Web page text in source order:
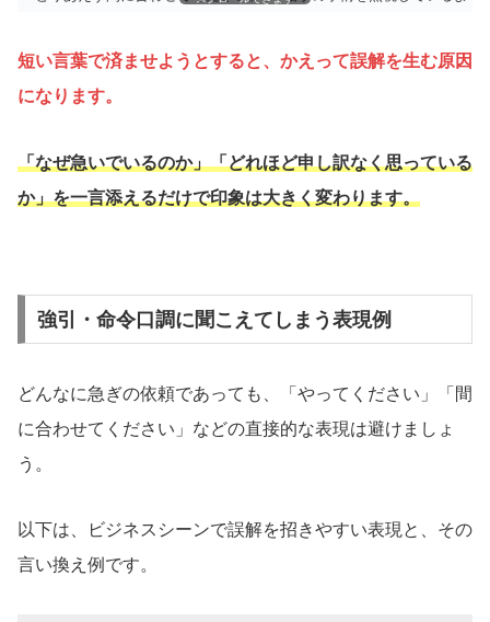
短い言葉で済ませようとすると、かえって誤解を生む原因
になります。
「なぜ急いでいるのか」「どれほど申し訳なく思っている
か」を一言添えるだけで印象は大きく変わります。
強引・命令口調に聞こえてしまう表現例
どんなに急ぎの依頼であっても、「やってください」「間
に合わせてください」などの直接的な表現は避けましょ
う。
以下は、ビジネスシーンで誤解を招きやすい表現と、その
言い換え例です。